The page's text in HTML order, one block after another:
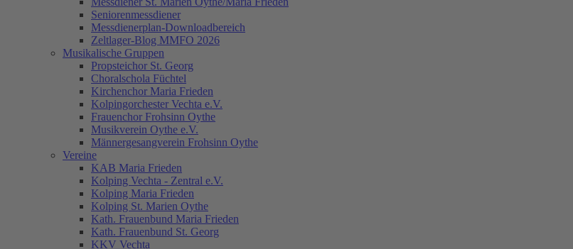
Seniorenmessdiener
Messdienerplan-Downloadbereich
Zeltlager-Blog MMFO 2026
Musikalische Gruppen
Propsteichor St. Georg
Choralschola Füchtel
Kirchenchor Maria Frieden
Kolpingorchester Vechta e.V.
Frauenchor Frohsinn Oythe
Musikverein Oythe e.V.
Männergesangverein Frohsinn Oythe
Vereine
KAB Maria Frieden
Kolping Vechta - Zentral e.V.
Kolping Maria Frieden
Kolping St. Marien Oythe
Kath. Frauenbund Maria Frieden
Kath. Frauenbund St. Georg
KKV Vechta